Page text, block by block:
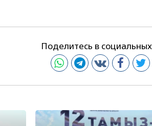
Поделитесь в